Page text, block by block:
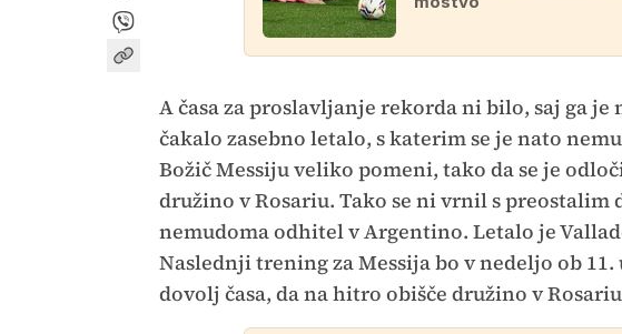
A časa za proslavljanje rekorda ni bilo, saj ga
čakalo zasebno letalo, s katerim se je nato
Božič Messiju veliko pomeni, tako da se je
družino v Rosariu. Tako se ni vrnil s preostalim
nemudoma odhitel v Argentino. Letalo je
Naslednji trening za Messija bo v nedeljo ob
dovolj časa, da na hitro obišče družino v